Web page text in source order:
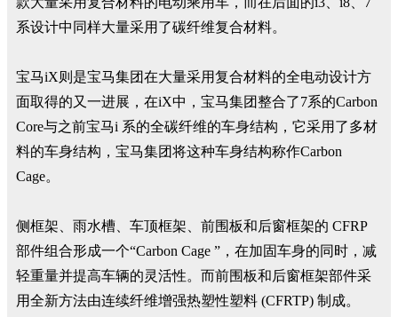
系设计中同样大量采用了碳纤维复合材料。
宝马iX则是宝马集团在大量采用复合材料的全电动设计方
面取得的又一进展，在iX中，宝马集团整合了7系的Carbon
Core与之前宝马i 系的全碳纤维的车身结构，它采用了多材
料的车身结构，宝马集团将这种车身结构称作Carbon
Cage。
侧框架、雨水槽、车顶框架、前围板和后窗框架的 CFRP
部件组合形成一个“Carbon Cage ”，在加固车身的同时，减
轻重量并提高车辆的灵活性。而前围板和后窗框架部件采
用全新方法由连续纤维增强热塑性塑料 (CFRTP) 制成。